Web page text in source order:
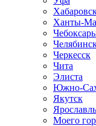
Ханты-
Черкесск
Чита
Элиста
Южно-
Якутск
Ярославль
Моего